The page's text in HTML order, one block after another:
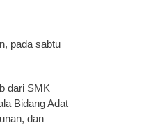
pada sabtu
dari SMK
Bidang Adat
dan